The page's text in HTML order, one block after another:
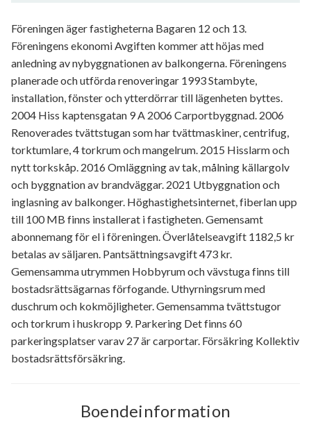
Föreningen äger fastigheterna Bagaren 12 och 13.
Föreningens ekonomi Avgiften kommer att höjas med
anledning av nybyggnationen av balkongerna. Föreningens
planerade och utförda renoveringar 1993 Stambyte,
installation, fönster och ytterdörrar till lägenheten byttes.
2004 Hiss kaptensgatan 9 A 2006 Carportbyggnad. 2006
Renoverades tvättstugan som har tvättmaskiner, centrifug,
torktumlare, 4 torkrum och mangelrum. 2015 Hisslarm och
nytt torkskåp. 2016 Omläggning av tak, målning källargolv
och byggnation av brandväggar. 2021 Utbyggnation och
inglasning av balkonger. Höghastighetsinternet, fiberlan upp
till 100 MB finns installerat i fastigheten. Gemensamt
abonnemang för el i föreningen. Överlåtelseavgift 1182,5 kr
betalas av säljaren. Pantsättningsavgift 473 kr.
Gemensamma utrymmen Hobbyrum och vävstuga finns till
bostadsrättsägarnas förfogande. Uthyrningsrum med
duschrum och kokmöjligheter. Gemensamma tvättstugor
och torkrum i huskropp 9. Parkering Det finns 60
parkeringsplatser varav 27 är carportar. Försäkring Kollektiv
bostadsrättsförsäkring.
Boendeinformation